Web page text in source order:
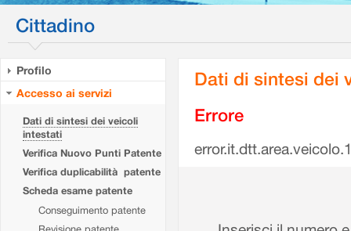
Cittadino
Profilo
Accesso ai servizi
Dati di sintesi dei veicoli
intestati
Verifica Nuovo Punti Patente
Verifica duplicabilità patente
Scheda esame patente
Conseguimento patente
Dati di sintesi dei
Errore